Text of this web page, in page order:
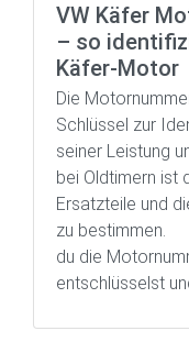
VW Käfer
– so
Käfer-Motor
Die
Schlüssel zur
seiner Leistung
bei Oldtimern ist
Ersatzteile und
zu bestimmen.
du die
entschlüsselst